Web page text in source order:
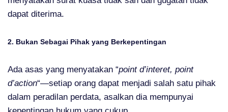
dapat diterima.
2. Bukan Sebagai Pihak yang Berkepentingan
Ada asas yang menyatakan “point d’interet, point
d’action“—setiap orang dapat menjadi salah satu pihak
dalam peradilan perdata, asalkan dia mempunyai